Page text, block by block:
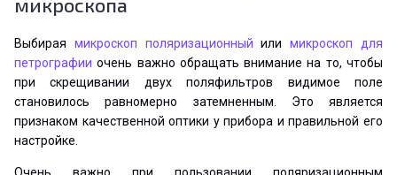
микроскопа
Выбирая микроскоп поляризационный илимикроскоп для
петрографии очень важно обращать внимание на то, чтобы
при скрещивании двух поляфильтров видимое поле
становилось равномерно затемненным. Это является
признаком качественной оптики у прибора и правильной его
настройке.